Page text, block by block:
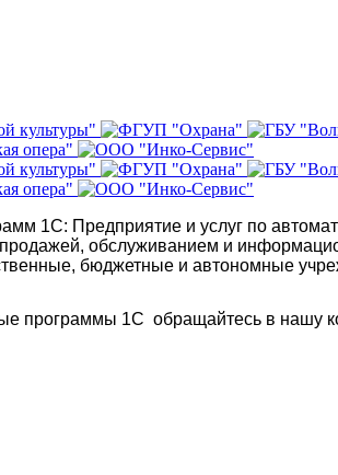
1С: Предприятие и услуг по
обслуживанием и
бюджетные и автономные
программы 1С обращайтесь в